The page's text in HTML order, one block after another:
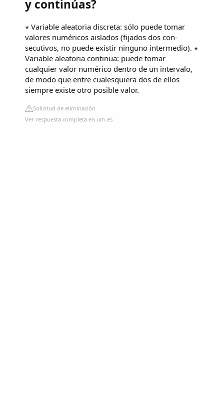
y continúas?
⋆ Variable aleatoria discreta: sólo puede tomar
valores numéricos aislados (fijados dos con-
secutivos, no puede existir ninguno intermedio). ⋆
Variable aleatoria continua: puede tomar
cualquier valor numérico dentro de un intervalo,
de modo que entre cualesquiera dos de ellos
siempre existe otro posible valor.
Solicitud de eliminación
Ver respuesta completa en um.es